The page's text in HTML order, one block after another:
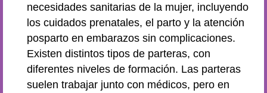
necesidades sanitarias de la mujer, incluyendo
los cuidados prenatales, el parto y la atención
posparto en embarazos sin complicaciones.
Existen distintos tipos de parteras, con
diferentes niveles de formación. Las parteras
suelen trabajar junto con médicos, pero en